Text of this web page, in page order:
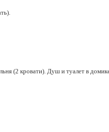
(2 кровати). Душ и туалет в